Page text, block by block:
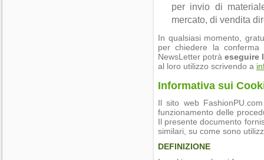
per invio di
mercato, di vendita
In qualsiasi momento,
per chiedere la
NewsLetter potrà eseguire
al loro utilizzo scrivendo a
Informativa sui
Il sito web
funzionamento delle
Il presente documento
similari, su come sono
DEFINIZIONE